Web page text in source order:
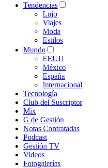
Tendencias
Lujo
Viajes
Moda
Estilos
Mundo
EEUU
México
España
Internacional
Tecnología
Club del Suscriptor
Mix
G de Gestión
Notas Contratadas
Podcast
Gestión TV
Videos
Fotogalerías